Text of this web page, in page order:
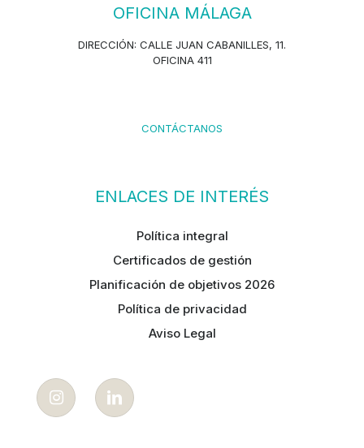
OFICINA MÁLAGA
DIRECCIÓN: CALLE JUAN CABANILLES, 11.
OFICINA 411
CONTÁCTANOS
ENLACES DE INTERÉS
Política integral
Certificados de gestión
Planificación de objetivos 2026
Política de privacidad
Aviso Legal